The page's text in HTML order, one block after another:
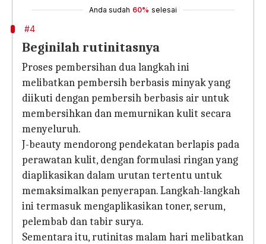
Anda sudah 60% selesai
#4
Beginilah rutinitasnya
Proses pembersihan dua langkah ini
melibatkan pembersih berbasis minyak yang
diikuti dengan pembersih berbasis air untuk
membersihkan dan memurnikan kulit secara
menyeluruh.
J-beauty mendorong pendekatan berlapis pada
perawatan kulit, dengan formulasi ringan yang
diaplikasikan dalam urutan tertentu untuk
memaksimalkan penyerapan. Langkah-langkah
ini termasuk mengaplikasikan toner, serum,
pelembab dan tabir surya.
Sementara itu, rutinitas malam hari melibatkan